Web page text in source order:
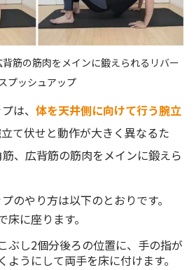
筋の筋肉をメインに鍛えられるリバー
プッシュアップ
は、 体を天井側に向けて行う腕立
て伏せと動作が大きく異なるた
、広背筋の筋肉をメインに鍛えら
のやり方は以下のとおりです。
床に座ります。
ぶし2個分後ろの位置に、手の指が
ようにして両手を床に付けます。